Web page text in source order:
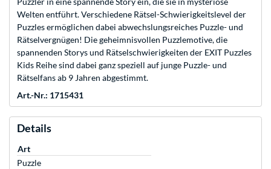
Welten entführt. Verschiedene Rätsel-Schwierigkeitslevel der
Puzzles ermöglichen dabei abwechslungsreiches Puzzle- und
Rätselvergnügen! Die geheimnisvollen Puzzlemotive, die
spannenden Storys und Rätselschwierigkeiten der EXIT Puzzles
Kids Reihe sind dabei ganz speziell auf junge Puzzle- und
Rätselfans ab 9 Jahren abgestimmt.
Art.-Nr.: 1715431
Details
Art
Puzzle